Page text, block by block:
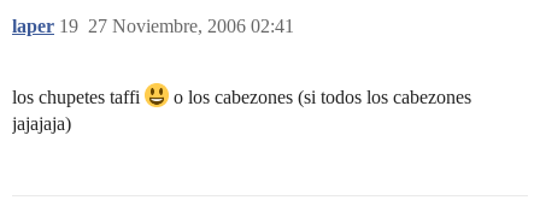
laper 27 Noviembre, 2006 02:41
19
los chupetes taffi
o los cabezones (si todos los cabezones
jajajaja)